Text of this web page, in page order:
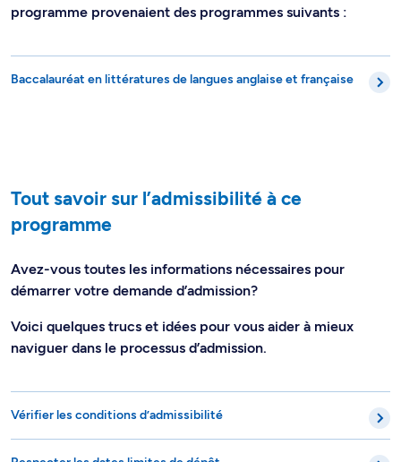
programme provenaient des programmes suivants :
Baccalauréat en littératures de langues anglaise et française
Tout savoir sur l’admissibilité à ce
programme
Avez-vous toutes les informations nécessaires pour
démarrer votre demande d’admission?
Voici quelques trucs et idées pour vous aider à mieux
naviguer dans le processus d’admission.
Vérifier les conditions d’admissibilité